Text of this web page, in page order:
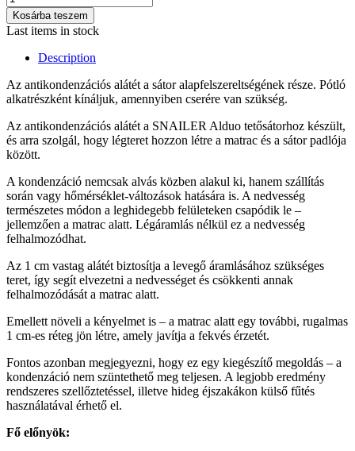
Kosárba teszem
Last items in stock
Description
Az antikondenzációs alátét a sátor alapfelszereltségének része. Pótló
alkatrészként kínáljuk, amennyiben cserére van szükség.
Az antikondenzációs alátét a SNAILER Alduo tetősátorhoz készült,
és arra szolgál, hogy légteret hozzon létre a matrac és a sátor padlója
között.
A kondenzáció nemcsak alvás közben alakul ki, hanem szállítás
során vagy hőmérséklet-változások hatására is. A nedvesség
természetes módon a leghidegebb felületeken csapódik le –
jellemzően a matrac alatt. Légáramlás nélkül ez a nedvesség
felhalmozódhat.
Az 1 cm vastag alátét biztosítja a levegő áramlásához szükséges
teret, így segít elvezetni a nedvességet és csökkenti annak
felhalmozódását a matrac alatt.
Emellett növeli a kényelmet is – a matrac alatt egy további, rugalmas
1 cm-es réteg jön létre, amely javítja a fekvés érzetét.
Fontos azonban megjegyezni, hogy ez egy kiegészítő megoldás – a
kondenzáció nem szüntethető meg teljesen. A legjobb eredmény
rendszeres szellőztetéssel, illetve hideg éjszakákon külső fűtés
használatával érhető el.
Fő előnyök: